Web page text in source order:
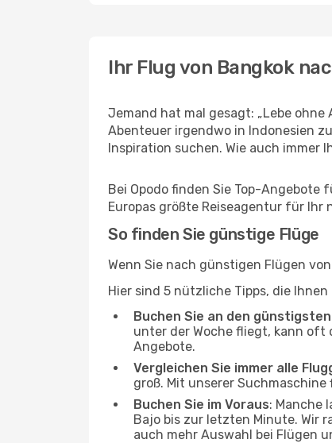
Ihr Flug von Bangkok
Jemand hat mal gesagt: „Lebe
Abenteuer irgendwo in Indonesien
Inspiration suchen. Wie auch immer
Bei Opodo finden Sie Top-Angebote
Europas größte Reiseagentur für Ihr
So finden Sie günstige Flüge
Wenn Sie nach günstigen Flügen
Hier sind 5 nützliche Tipps, die
Buchen Sie an den
unter der Woche fliegt, kann oft
Angebote.
Vergleichen Sie immer alle
groß. Mit unserer
Buchen Sie im Voraus: Manche
Bajo bis zur letzten Minute. Wir
auch mehr Auswahl bei Flügen